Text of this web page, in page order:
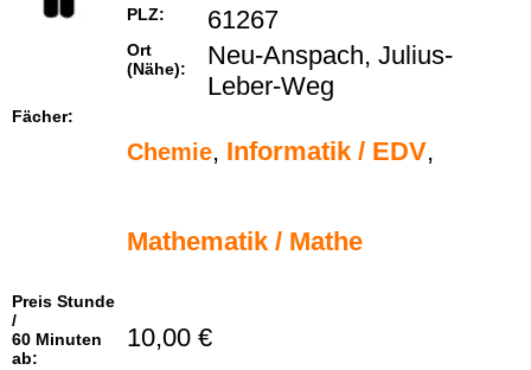
PLZ: 61267
Ort
(Nähe):
Neu-Anspach, Julius-
Leber-Weg
Fächer:
Chemie, Informatik / EDV,
Mathematik / Mathe
Preis Stunde
/
60 Minuten
ab:
10,00 €